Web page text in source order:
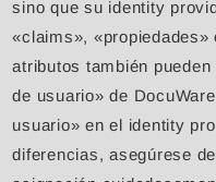
sino que su identity
«claims»,
atributos también
de usuario» de
usuario» en el identity
diferencias, asegúrese